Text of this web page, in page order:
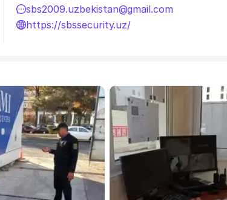
sbs2009.uzbekistan@gmail.com
https://sbssecurity.uz/